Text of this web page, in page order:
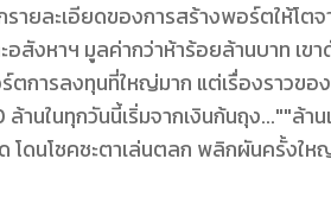
ายละเอียดของการสร้างพอร์ตให้โต
สังหาฯ มูลค่ากว่าห้าร้อยล้านบาท เข
การลงทุนที่ใหญ่มาก แต่เรื่องราวขอ
านในทุกวันนี้เริ่มจากเงินก้นถุง...""ล้
โดนโชคชะตาเล่นตลก พลิกผันครั้งใ
คต่างๆ นานาก็ทำให้ความเป็นอยู่ไม่เ